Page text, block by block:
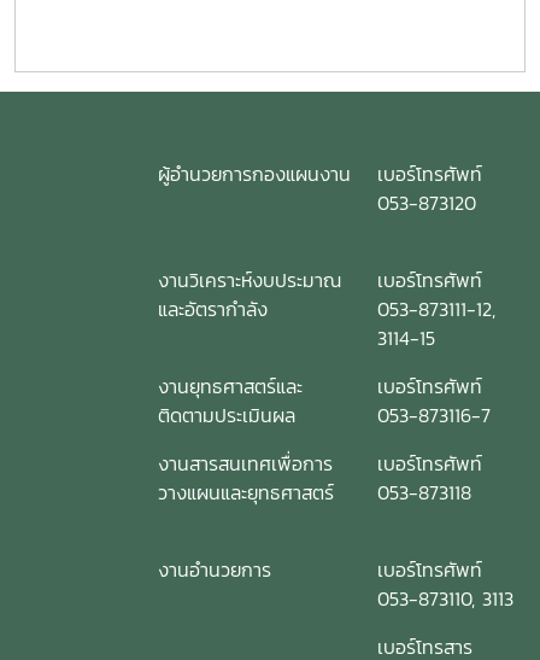
ผู้อำนวยการกองแผนงาน
เบอร์โทรศัพท์
053-873120
งานวิเคราะห์งบประมาณ
และอัตรากำลัง
เบอร์โทรศัพท์
053-873111-12,
3114-15
งานยุทธศาสตร์และ
ติดตามประเมินผล
เบอร์โทรศัพท์
053-873116-7
งานสารสนเทศเพื่อการ
วางแผนและยุทธศาสตร์
เบอร์โทรศัพท์
053-873118
งานอำนวยการ
เบอร์โทรศัพท์
053-873110, 3113
เบอร์โทรสาร